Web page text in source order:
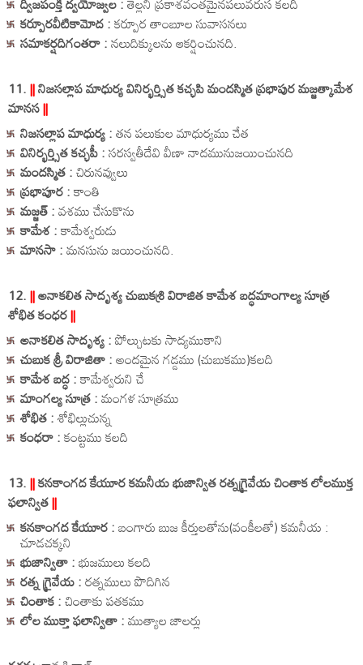
కర్పూరవీటికామోద :కర్పూర తాంబూల సువాసనలు
సమాకర్షదిగంతరా :నలుదిక్కులను ఆకర్షించునది.
11.||నిజసల్లాప మాధుర్య వినిర్భర్త్సిత కచ్ఛపి మందస్మిత ప్రభాపుర మజ్జత్కామేశ
మానస||
నిజసల్లాప మాధుర్య :తన పలుకుల మాధుర్యము చేత
వినిర్భర్త్సిత కచ్ఛపీ :సరస్వతీదేవి వీణా నాదమునుజయించునది
మందస్మిత :చిరునవ్వులు
ప్రభాపూర :కాంతి
మజ్జత్ :వశము చేసుకొను
కామేశ :కామేశ్వరుడు
మానసా :మనసును జయించునది.
12.||అనాకలిత సాదృశ్య చుబుకశ్రి విరాజిత కామేశ బద్ధమాంగాల్య సూత్ర
శోభిత కంధర||
అనాకలిత సాదృశ్య :పోల్చుటకు సాద్యముకాని
చుబుక శ్రీ విరాజితా :అందమైన గడ్డము (చుబుకము)కలది
కామేశ బద్ధ :కామేశ్వరుని చే
మాంగల్య సూత్ర :మంగళ సూత్రము
శోభిత :శోభిల్లుచున్న
కంధరా :కంట్టము కలది
13.||కనకాంగద కేయూర కమనీయ భుజాన్విత రత్నగ్రైవేయ చింతాక లోలముక్త
ఫలాన్విత||
కనకాంగద కేయూర :బంగారు బుజ కీర్తులతోను(వంకీలతో) కమనీయ :
చూడచక్కని
భుజాన్వితా :భుజములు కలది
రత్న గ్రైవేయ :రత్నములు పొదిగిన
చింతాక :చింతాకు పతకము
లోల ముక్తా ఫలాన్వితా :ముత్యాల జాలర్లు